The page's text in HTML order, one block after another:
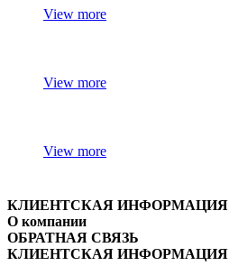
View more
View more
View more
КЛИЕНТСКАЯ ИНФОРМАЦИЯ
О компании
ОБРАТНАЯ СВЯЗЬ
КЛИЕНТСКАЯ ИНФОРМАЦИЯ